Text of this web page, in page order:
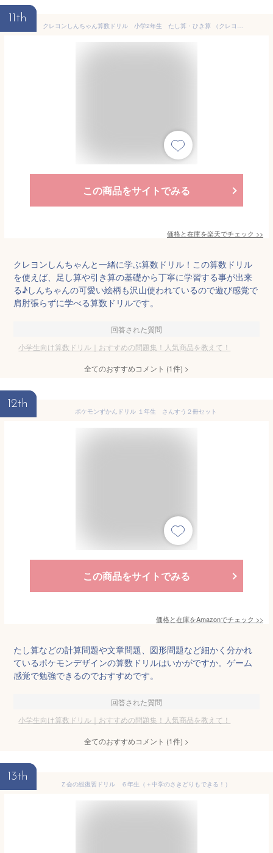
11th
クレヨンしんちゃん算数ドリル 小学2年生 たし算・ひき算 （クレヨンしんちゃんドリル） [ 臼井儀人 ]
この商品をサイトでみる
価格と在庫を楽天でチェック >>
クレヨンしんちゃんと一緒に学ぶ算数ドリル！この算数ドリル
を使えば、足し算や引き算の基礎から丁寧に学習する事が出来
る♪しんちゃんの可愛い絵柄も沢山使われているので遊び感覚で
肩肘張らずに学べる算数ドリルです。
回答された質問
小学生向け算数ドリル｜おすすめの問題集！人気商品を教えて！
全てのおすすめコメント (1件) >
12th
ポケモンずかんドリル １年生 さんすう２冊セット
この商品をサイトでみる
価格と在庫をAmazonでチェック >>
たし算などの計算問題や文章問題、図形問題など細かく分かれ
ているポケモンデザインの算数ドリルはいかがですか。ゲーム
感覚で勉強できるのでおすすめです。
回答された質問
小学生向け算数ドリル｜おすすめの問題集！人気商品を教えて！
全てのおすすめコメント (1件) >
13th
Ｚ会の総復習ドリル ６年生（＋中学のさきどりもできる！）